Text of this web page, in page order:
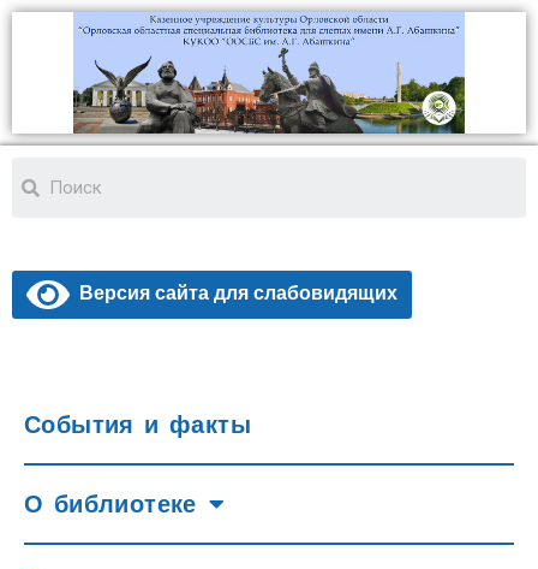
Версия сайта для слабовидящих
События и факты
О библиотеке